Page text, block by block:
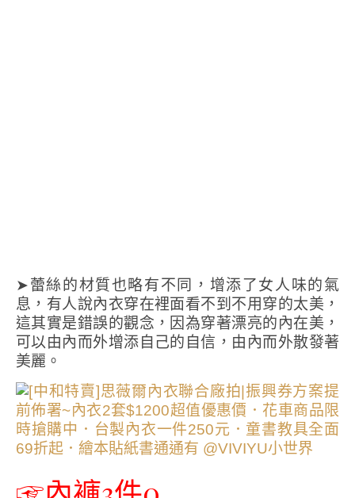
➤蕾絲的材質也略有不同，增添了女人味的氣
息，有人說內衣穿在裡面看不到不用穿的太美，
這其實是錯誤的觀念，因為穿著漂亮的內在美，
可以由內而外增添自己的自信，由內而外散發著
美麗。